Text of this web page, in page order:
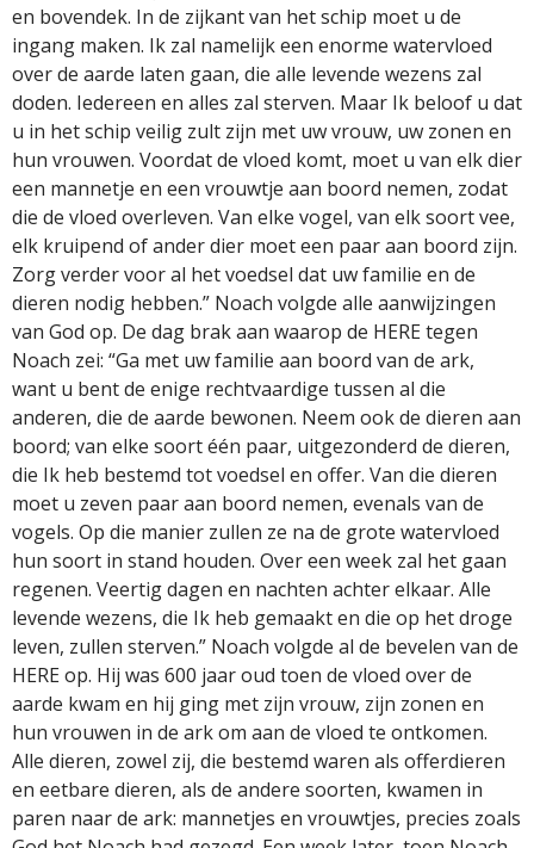
en bovendek. In de zijkant van het schip moet u de
ingang maken. Ik zal namelijk een enorme watervloed
over de aarde laten gaan, die alle levende wezens zal
doden. Iedereen en alles zal sterven. Maar Ik beloof u dat
u in het schip veilig zult zijn met uw vrouw, uw zonen en
hun vrouwen. Voordat de vloed komt, moet u van elk dier
een mannetje en een vrouwtje aan boord nemen, zodat
die de vloed overleven. Van elke vogel, van elk soort vee,
elk kruipend of ander dier moet een paar aan boord zijn.
Zorg verder voor al het voedsel dat uw familie en de
dieren nodig hebben.” Noach volgde alle aanwijzingen
van God op. De dag brak aan waarop de HERE tegen
Noach zei: “Ga met uw familie aan boord van de ark,
want u bent de enige rechtvaardige tussen al die
anderen, die de aarde bewonen. Neem ook de dieren aan
boord; van elke soort één paar, uitgezonderd de dieren,
die Ik heb bestemd tot voedsel en offer. Van die dieren
moet u zeven paar aan boord nemen, evenals van de
vogels. Op die manier zullen ze na de grote watervloed
hun soort in stand houden. Over een week zal het gaan
regenen. Veertig dagen en nachten achter elkaar. Alle
levende wezens, die Ik heb gemaakt en die op het droge
leven, zullen sterven.” Noach volgde al de bevelen van de
HERE op. Hij was 600 jaar oud toen de vloed over de
aarde kwam en hij ging met zijn vrouw, zijn zonen en
hun vrouwen in de ark om aan de vloed te ontkomen.
Alle dieren, zowel zij, die bestemd waren als offerdieren
en eetbare dieren, als de andere soorten, kwamen in
paren naar de ark: mannetjes en vrouwtjes, precies zoals